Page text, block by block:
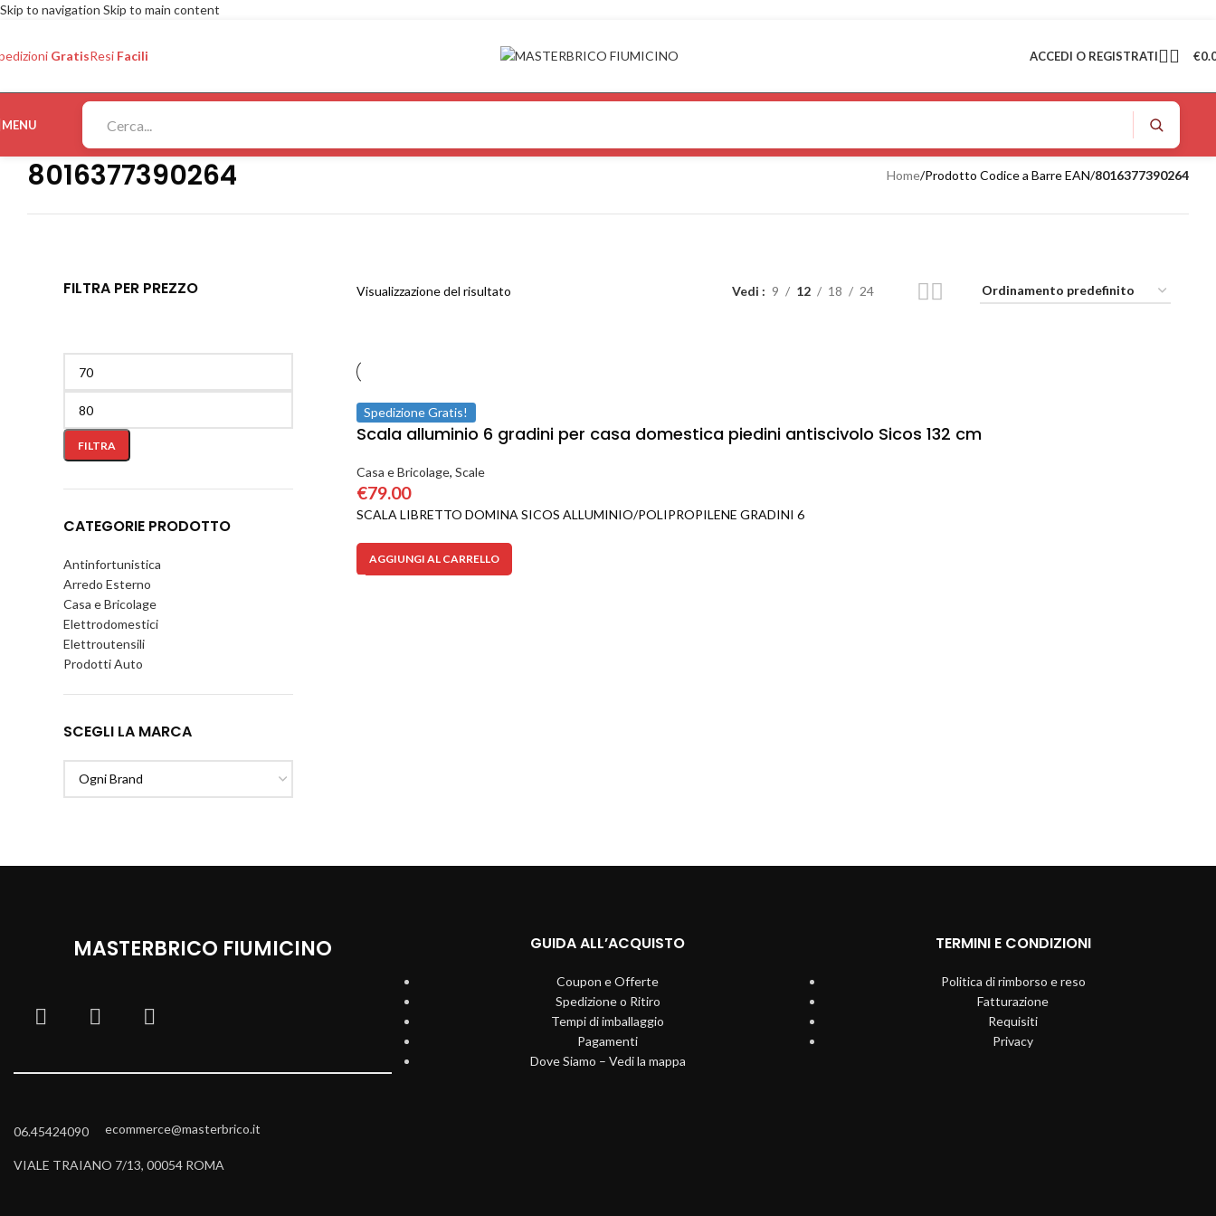
Skip to navigation Skip to main content
GratisResi Facili ACCEDI O REGISTRATI €
MENU
8016377390264 Home/Prodotto Codice a Barre EAN/8016377390264
FILTRA PER PREZZO
FILTRA
CATEGORIE PRODOTTO
Antinfortunistica
Arredo Esterno
Casa e Bricolage
Elettrodomestici
Elettroutensili
Prodotti Auto
SCEGLI LA MARCA
Visualizzazione del risultato Vedi 9 12 18 24
Spedizione Gratis!
Scala alluminio 6 gradini per casa domestica piedini antiscivolo Sicos 132 cm
Casa e Bricolage, Scale
€79.00
SCALA LIBRETTO DOMINA SICOS ALLUMINIO/POLIPROPILENE GRADINI 6
AGGIUNGI AL CARRELLO
MASTERBRICO FIUMICINO
06.45424090 ecommerce@masterbrico.it
VIALE TRAIANO 7/13, 00054 ROMA
GUIDA ALL’ACQUISTO
Coupon e Offerte
Spedizione o Ritiro
Tempi di imballaggio
Pagamenti
Dove Siamo – Vedi la mappa
TERMINI E CONDIZIONI
Politica di rimborso e reso
Fatturazione
Requisiti
Privacy